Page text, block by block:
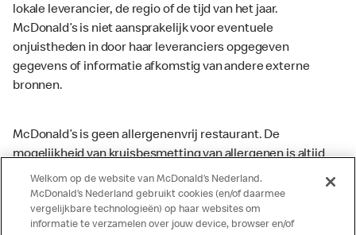
lokale leverancier, de regio of de tijd van het jaar.
McDonald’s is niet aansprakelijk voor eventuele
onjuistheden in door haar leveranciers opgegeven
gegevens of informatie afkomstig van andere externe
bronnen.
McDonald’s is geen allergenenvrij restaurant. De
mogelijkheid van kruisbesmetting van allergenen is altijd
aanwezig. McDonald’s kan zodoende niet garanderen dat
haar producten geen sporen van allergenen bevatten.
McDonald’s aanvaardt daarom geen aansprakelijkheid
indien een gast als gevolg van het binnenkrijgen van (een
Welkom op de website van McDonald’s Nederland.
McDonald’s Nederland gebruikt cookies (en/of daarmee
vergelijkbare technologieën) op haar websites om
informatie te verzamelen over jouw device, browser en/of